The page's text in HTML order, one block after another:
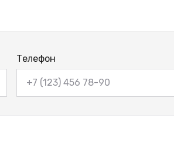
Телефон